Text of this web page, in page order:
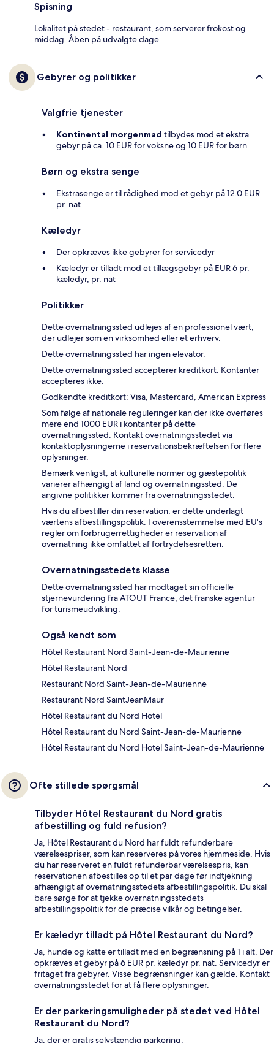
Spisning
Lokalitet på stedet - restaurant, som serverer frokost og
middag. Åben på udvalgte dage.
Gebyrer og politikker
Valgfrie tjenester
Kontinental morgenmad tilbydes mod et ekstra
gebyr på ca. 10 EUR for voksne og 10 EUR for børn
Børn og ekstra senge
Ekstrasenge er til rådighed mod et gebyr på 12.0 EUR
pr. nat
Kæledyr
Der opkræves ikke gebyrer for servicedyr
Kæledyr er tilladt mod et tillægsgebyr på EUR 6 pr.
kæledyr, pr. nat
Politikker
Dette overnatningssted udlejes af en professionel vært,
der udlejer som en virksomhed eller et erhverv.
Dette overnatningssted har ingen elevator.
Dette overnatningssted accepterer kreditkort. Kontanter
accepteres ikke.
Godkendte kreditkort: Visa, Mastercard, American Express
Som følge af nationale reguleringer kan der ikke overføres
mere end 1000 EUR i kontanter på dette
overnatningssted. Kontakt overnatningsstedet via
kontaktoplysningerne i reservationsbekræftelsen for flere
oplysninger.
Bemærk venligst, at kulturelle normer og gæstepolitik
varierer afhængigt af land og overnatningssted. De
angivne politikker kommer fra overnatningsstedet.
Hvis du afbestiller din reservation, er dette underlagt
værtens afbestillingspolitik. I overensstemmelse med EU's
regler om forbrugerrettigheder er reservation af
overnatning ikke omfattet af fortrydelsesretten.
Overnatningsstedets klasse
Dette overnatningssted har modtaget sin officielle
stjernevurdering fra ATOUT France, det franske agentur
for turismeudvikling.
Også kendt som
Hôtel Restaurant Nord Saint-Jean-de-Maurienne
Hôtel Restaurant Nord
Restaurant Nord Saint-Jean-de-Maurienne
Restaurant Nord SaintJeanMaur
Hôtel Restaurant du Nord Hotel
Hôtel Restaurant du Nord Saint-Jean-de-Maurienne
Hôtel Restaurant du Nord Hotel Saint-Jean-de-Maurienne
Ofte stillede spørgsmål
Tilbyder Hôtel Restaurant du Nord gratis
afbestilling og fuld refusion?
Ja, Hôtel Restaurant du Nord har fuldt refunderbare
værelsespriser, som kan reserveres på vores hjemmeside. Hvis
du har reserveret en fuldt refunderbar værelsespris, kan
reservationen afbestilles op til et par dage før indtjekning
afhængigt af overnatningsstedets afbestillingspolitik. Du skal
bare sørge for at tjekke overnatningsstedets
afbestillingspolitik for de præcise vilkår og betingelser.
Er kæledyr tilladt på Hôtel Restaurant du Nord?
Ja, hunde og katte er tilladt med en begrænsning på 1 i alt. Der
opkræves et gebyr på 6 EUR pr. kæledyr pr. nat. Servicedyr er
fritaget fra gebyrer. Visse begrænsninger kan gælde. Kontakt
overnatningsstedet for at få flere oplysninger.
Er der parkeringsmuligheder på stedet ved Hôtel
Restaurant du Nord?
Ja, der er gratis selvstændig parkering.